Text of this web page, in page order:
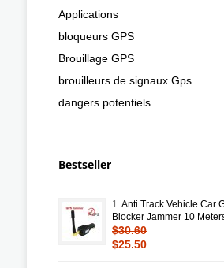
Applications
bloqueurs GPS
Brouillage GPS
brouilleurs de signaux Gps
dangers potentiels
Bestseller
1.Anti Track Vehicle Car
Blocker Jammer 10
$30.60
$25.50